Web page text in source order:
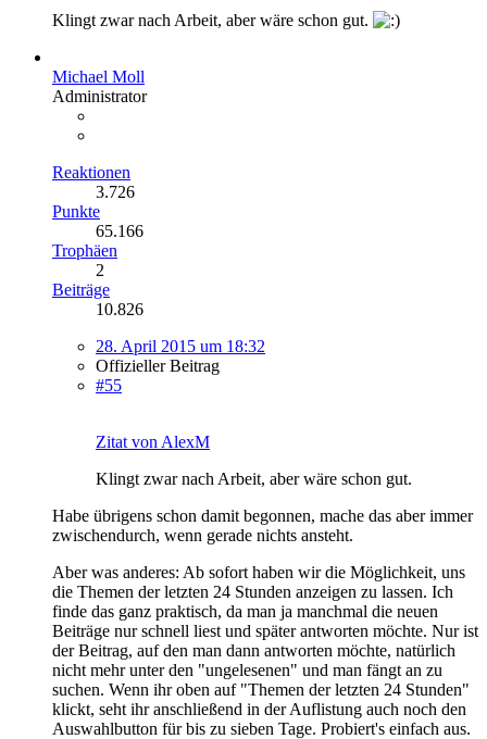
Klingt zwar nach Arbeit, aber wäre schon gut.
Michael Moll
Administrator
Reaktionen
3.726
Punkte
65.166
Trophäen
2
Beiträge
10.826
28. April 2015 um 18:32
Offizieller Beitrag
#55
Zitat von AlexM
Klingt zwar nach Arbeit, aber wäre schon gut.
Habe übrigens schon damit begonnen, mache das aber immer
zwischendurch, wenn gerade nichts ansteht.
Aber was anderes: Ab sofort haben wir die Möglichkeit, uns
die Themen der letzten 24 Stunden anzeigen zu lassen. Ich
finde das ganz praktisch, da man ja manchmal die neuen
Beiträge nur schnell liest und später antworten möchte. Nur ist
der Beitrag, auf den man dann antworten möchte, natürlich
nicht mehr unter den "ungelesenen" und man fängt an zu
suchen. Wenn ihr oben auf "Themen der letzten 24 Stunden"
klickt, seht ihr anschließend in der Auflistung auch noch den
Auswahlbutton für bis zu sieben Tage. Probiert's einfach aus.